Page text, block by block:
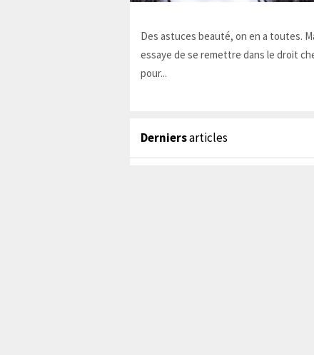
Des astuces beauté, on en a toutes.
essaye de se remettre dans le droit
pour...
Derniersarticles